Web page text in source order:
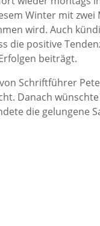
Winter mit
wird. Auch
die positive
beiträgt.
Schriftführer
Danach
die gelungene